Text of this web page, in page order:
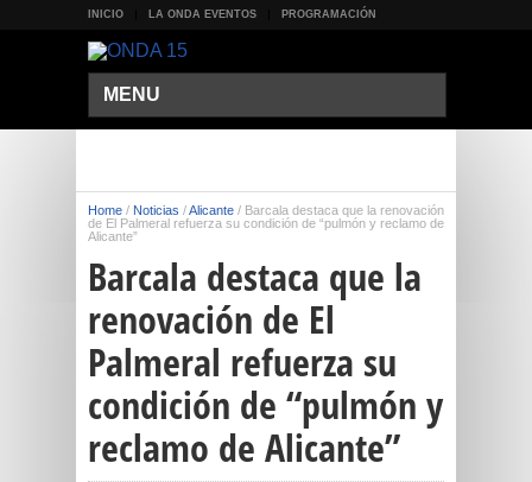
INICIO LA ONDA EVENTOS PROGRAMACIÓN
MENU
Home / Noticias /Alicante / Barcala destaca que la renovación
de El Palmeral refuerza su condición de “pulmón y reclamo de
Alicante”
Barcala destaca que la
renovación de El
Palmeral refuerza su
condición de “pulmón y
reclamo de Alicante”